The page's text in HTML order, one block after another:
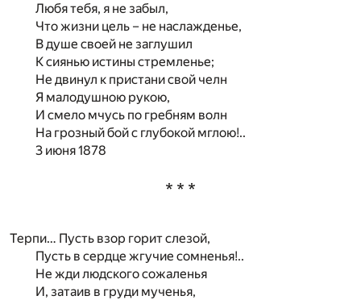
Любя тебя, я не забыл,
Что жизни цель – не наслажденье,
В душе своей не заглушил
К сиянью истины стремленье;
Не двинул к пристани свой челн
Я малодушною рукою,
И смело мчусь по гребням волн
На грозный бой с глубокой мглою!..
3 июня 1878
* * *
Терпи… Пусть взор горит слезой,
Пусть в сердце жгучие сомненья!..
Не жди людского сожаленья
И, затаив в груди мученья,